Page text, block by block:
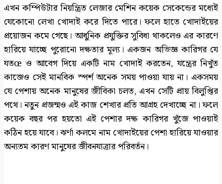
এখন কম্পিউটার নিয়ন্ত্রিত লেজার মেশিন কয়েক সেকেন্ডের মধ্যেই
যেকোনো লেখা খোদাই করে দিতে পারে। ফলে হাতে খোদাইয়ের
প্রয়োজন কমে গেছে। আধুনিক প্রযুক্তির সুবিধা থাকলেও এর কারণে
হারিয়ে যাচ্ছে পুরোনো দক্ষতার মূল্য। একজন অভিজ্ঞ কারিগর যে
যতœ ও আবেগ দিয়ে একটি নাম খোদাই করতেন, যন্ত্রের নিখুঁত
কাজেও সেই মানবিক স্পর্শ অনেক সময় পাওয়া যায় না। একসময়
যে পেশায় অনেক মানুষের জীবিকা চলত, এখন সেটি প্রায় বিলুপ্তির
পথে। নতুন প্রজন্মও এই কাজ শেখার প্রতি আগ্রহ দেখাচ্ছে না। ফলে
কয়েক বছর পর হয়তো এই পেশার দক্ষ কারিগর খুঁজে পাওয়াই
কঠিন হয়ে যাবে। ঝর্ণা কলমে নাম খোদাইয়ের পেশা হারিয়ে যাওয়ার
অন্যতম কারণ মানুষের জীবনযাত্রার পরিবর্তন।